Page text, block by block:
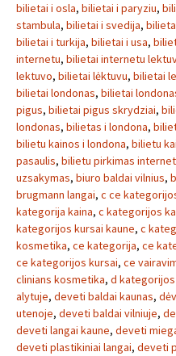
bilietai i osla, bilietai i paryziu,
stambula, bilietai i svedija,
bilietai i turkija, bilietai i usa,
internetu, bilietai internetu
lektuvo, bilietai lėktuvu, bilietai
bilietai londonas, bilietai
pigus, bilietai pigus skrydziai,
londonas, bilietas i londona,
bilietu kainos i londona, bilietu
pasaulis, bilietu pirkimas
uzsakymas, biuro baldai vilnius,
brugmann langai, c ce
kategorija kaina, c kategorijos
kategorijos kursai kaune, c
kosmetika, ce kategorija, ce
ce kategorijos kursai, ce
clinians kosmetika, d
alytuje, deveti baldai kaunas,
utenoje, deveti baldai vilniuje,
deveti langai kaune, deveti
deveti plastikiniai langai, deveti